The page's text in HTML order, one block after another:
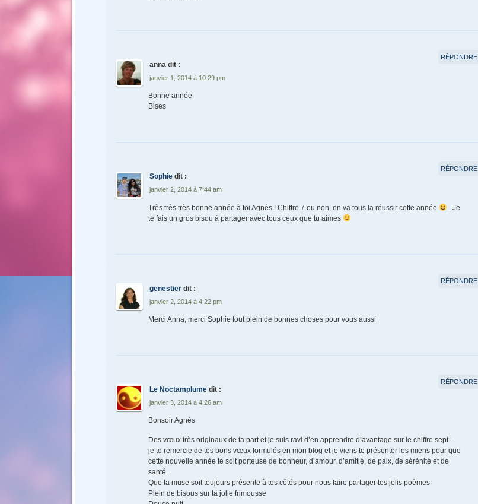
anna dit :
janvier 1, 2014 à 10:29 pm
Bonne année
Bises
RÉPONDRE
Sophie dit :
janvier 2, 2014 à 7:44 am
Très très très bonne année à toi Agnès ! Chiffre 7 ou non, on va tous la réussir cette année
. Je
te fais un gros bisou à partager avec tous ceux que tu aimes
RÉPONDRE
genestier dit :
janvier 2, 2014 à 4:22 pm
Merci Anna, merci Sophie tout plein de bonnes choses pour vous aussi
RÉPONDRE
Le Noctamplume dit :
janvier 3, 2014 à 4:26 am
Bonsoir Agnès
Des vœux très originaux de ta part et je suis ravi d’en apprendre d’avantage sur le chiffre sept…
je te remercie de tes bons vœux formulés en mon blog et je viens te présenter les miens pour que
cette nouvelle année te soit porteuse de bonheur, d’amour, d’amitié, de paix, de sérénité et de
santé.
Que ta muse soit toujours présente à tes côtés pour nous faire partager tes jolis poèmes
Plein de bisous sur ta jolie frimousse
RÉPONDRE